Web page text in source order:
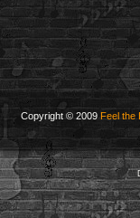
Copyright © 2009 Feel the